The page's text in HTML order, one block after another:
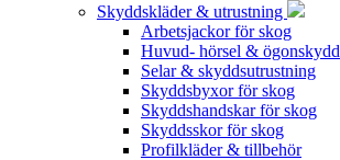
Skyddskläder & utrustning
Arbetsjackor för skog
Huvud- hörsel & ögonskydd
Selar & skyddsutrustning
Skyddsbyxor för skog
Skyddshandskar för skog
Skyddsskor för skog
Profilkläder & tillbehör